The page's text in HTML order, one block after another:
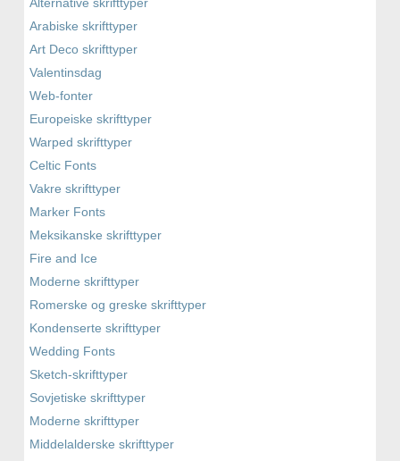
Alternative skrifttyper
Arabiske skrifttyper
Art Deco skrifttyper
Valentinsdag
Web-fonter
Europeiske skrifttyper
Warped skrifttyper
Celtic Fonts
Vakre skrifttyper
Marker Fonts
Meksikanske skrifttyper
Fire and Ice
Moderne skrifttyper
Romerske og greske skrifttyper
Kondenserte skrifttyper
Wedding Fonts
Sketch-skrifttyper
Sovjetiske skrifttyper
Moderne skrifttyper
Middelalderske skrifttyper